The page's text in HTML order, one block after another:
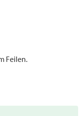
Feilen.